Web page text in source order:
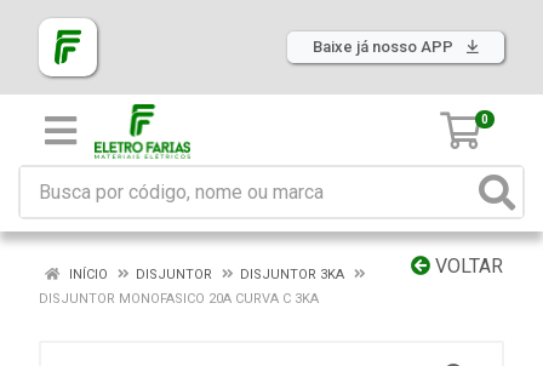
Baixe já nosso APP
0
VOLTAR
INÍCIO DISJUNTOR
DISJUNTOR 3KA
DISJUNTOR MONOFASICO 20A CURVA C 3KA